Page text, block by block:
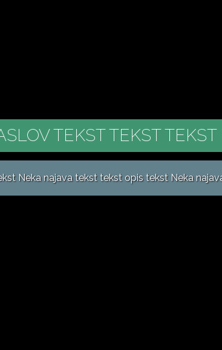
TEKST TEKST
Neka najava tekst tekst opis tekst Neka